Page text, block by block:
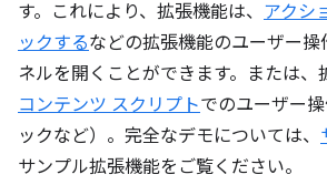
す。これにより、拡張機能は、 アクシ
ックするなどの拡張機能のユーザー
ネルを開くことができます。または、
コンテンツ スクリプトでのユーザー
ックなど）。完全なデモについては、
サンプル拡張機能をご覧ください。